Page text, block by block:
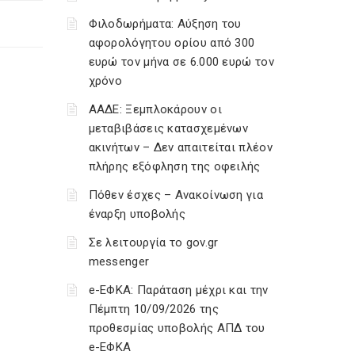
Φιλοδωρήματα: Αύξηση του
αφορολόγητου ορίου από 300
ευρώ τον μήνα σε 6.000 ευρώ τον
χρόνο
ΑΑΔΕ: Ξεμπλοκάρουν οι
μεταβιβάσεις κατασχεμένων
ακινήτων – Δεν απαιτείται πλέον
πλήρης εξόφληση της οφειλής
Πόθεν έσχες – Ανακοίνωση για
έναρξη υποβολής
Σε λειτουργία το gov.gr
messenger
e-ΕΦΚΑ: Παράταση μέχρι και την
Πέμπτη 10/09/2026 της
προθεσμίας υποβολής ΑΠΔ του
e-ΕΦΚΑ